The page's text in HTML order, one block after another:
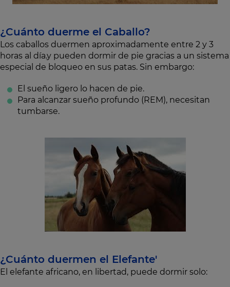
¿Cuánto duerme el Caballo?
Los caballos duermen aproximadamente entre 2 y 3
horas al día.y pueden dormir de pie gracias a un sistema
especial de bloqueo en sus patas. Sin embargo:
El sueño ligero lo hacen de pie.
Para alcanzar sueño profundo (REM), necesitan
tumbarse.
¿Cuánto duermen el Elefante'
El elefante africano, en libertad, puede dormir solo: